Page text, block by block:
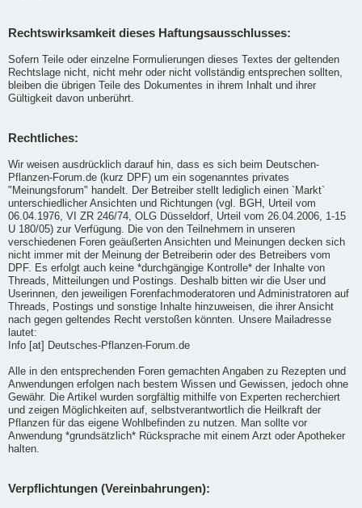
Rechtswirksamkeit dieses Haftungsausschlusses:
Sofern Teile oder einzelne Formulierungen dieses Textes der geltenden
Rechtslage nicht, nicht mehr oder nicht vollständig entsprechen sollten,
bleiben die übrigen Teile des Dokumentes in ihrem Inhalt und ihrer
Gültigkeit davon unberührt.
Rechtliches:
Wir weisen ausdrücklich darauf hin, dass es sich beim Deutschen-
Pflanzen-Forum.de (kurz DPF) um ein sogenanntes privates
"Meinungsforum" handelt. Der Betreiber stellt lediglich einen `Markt`
unterschiedlicher Ansichten und Richtungen (vgl. BGH, Urteil vom
06.04.1976, VI ZR 246/74, OLG Düsseldorf, Urteil vom 26.04.2006, 1-15
U 180/05) zur Verfügung. Die von den Teilnehmern in unseren
verschiedenen Foren geäußerten Ansichten und Meinungen decken sich
nicht immer mit der Meinung der Betreiberin oder des Betreibers vom
DPF. Es erfolgt auch keine *durchgängige Kontrolle* der Inhalte von
Threads, Mitteilungen und Postings. Deshalb bitten wir die User und
Userinnen, den jeweiligen Forenfachmoderatoren und Administratoren auf
Threads, Postings und sonstige Inhalte hinzuweisen, die ihrer Ansicht
nach gegen geltendes Recht verstoßen könnten. Unsere Mailadresse
lautet:
Info [at] Deutsches-Pflanzen-Forum.de
Alle in den entsprechenden Foren gemachten Angaben zu Rezepten und
Anwendungen erfolgen nach bestem Wissen und Gewissen, jedoch ohne
Gewähr. Die Artikel wurden sorgfältig mithilfe von Experten recherchiert
und zeigen Möglichkeiten auf, selbstverantwortlich die Heilkraft der
Pflanzen für das eigene Wohlbefinden zu nutzen. Man sollte vor
Anwendung *grundsätzlich* Rücksprache mit einem Arzt oder Apotheker
halten.
Verpflichtungen (Vereinbahrungen):